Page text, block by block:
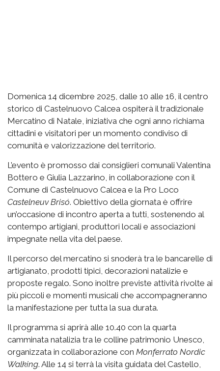
Domenica 14 dicembre 2025, dalle 10 alle 16, il centro
storico di Castelnuovo Calcea ospiterà il tradizionale
Mercatino di Natale, iniziativa che ogni anno richiama
cittadini e visitatori per un momento condiviso di
comunità e valorizzazione del territorio.
L’evento è promosso dai consiglieri comunali Valentina
Bottero e Giulia Lazzarino, in collaborazione con il
Comune di Castelnuovo Calcea e la Pro Loco
Castelneuv Brisó. Obiettivo della giornata è offrire
un’occasione di incontro aperta a tutti, sostenendo al
contempo artigiani, produttori locali e associazioni
impegnate nella vita del paese.
Il percorso del mercatino si snoderà tra le bancarelle di
artigianato, prodotti tipici, decorazioni natalizie e
proposte regalo. Sono inoltre previste attività rivolte ai
più piccoli e momenti musicali che accompagneranno
la manifestazione per tutta la sua durata.
Il programma si aprirà alle 10.40 con la quarta
camminata natalizia tra le colline patrimonio Unesco,
organizzata in collaborazione con Monferrato Nordic
Walking. Alle 14 si terrà la visita guidata del Castello,